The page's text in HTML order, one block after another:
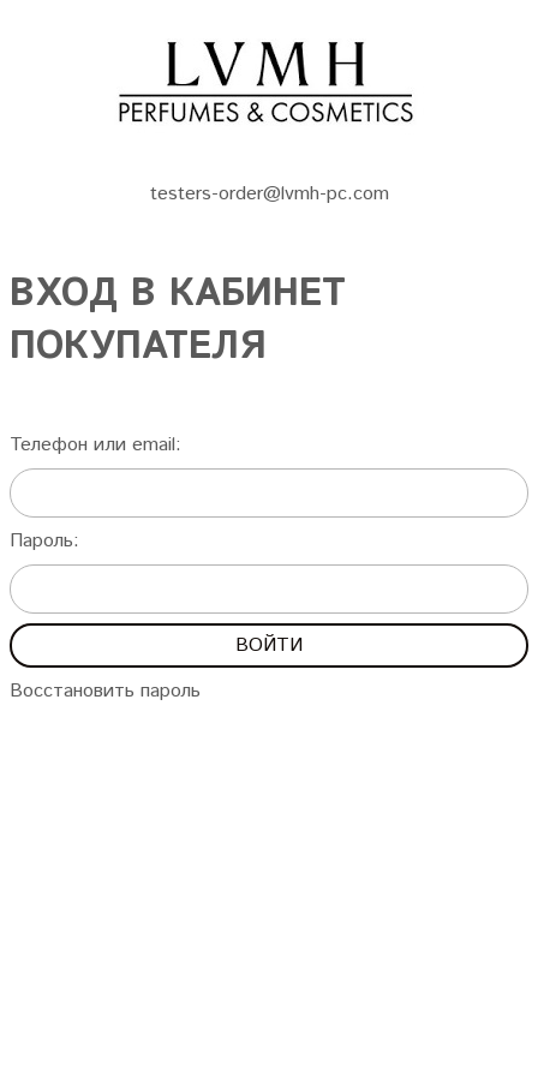
testers-order@lvmh-pc.com
ВХОД В КАБИНЕТ
ПОКУПАТЕЛЯ
Телефон или email:
Пароль:
Восстановить пароль